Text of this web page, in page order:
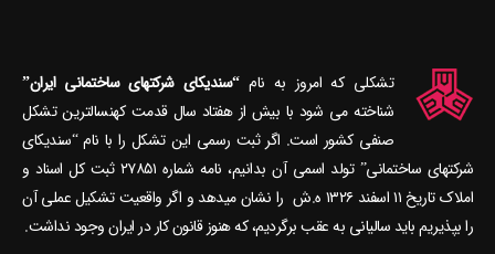
تشکلی که امروز به نام“سندیکای شرکتهای ساختمانی ایران”
شناخته می‎ شود با بیش از هفتاد سال قدمت کهنسال‎ترین تشکل
صنفی کشور است. اگر ثبت رسمی این تشکل را با نام “سندیکای
شرکتهای ساختمانی” تولد اسمی آن بدانیم، نامه شماره ۲۷۸۵۱ ثبت کل اسناد و
املاک تاریخ ۱۱ اسفند ۱۳۲۶ ه.ش را نشان می‎دهد و اگر واقعیت تشکیل عملی آن
را بپذیریم باید سالیانی به عقب برگردیم، که هنوز قانون کار در ایران وجود نداشت.